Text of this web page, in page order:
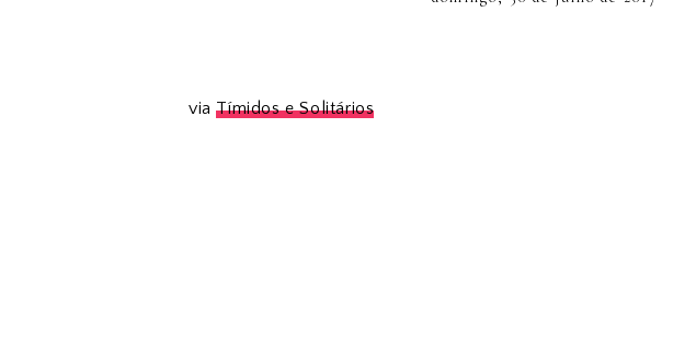
viaTímidos e Solitários